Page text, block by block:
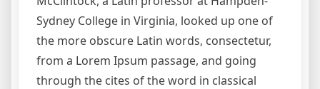
Sydney College in Virginia, looked up one of
the more obscure Latin words, consectetur,
from a Lorem Ipsum passage, and going
through the cites of the word in classical